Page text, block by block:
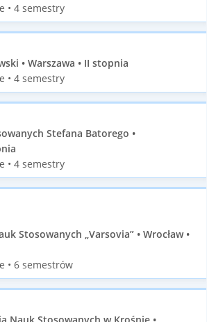
• 4 semestry
• Warszawa • II stopnia
• 4 semestry
Stefana Batorego •
• 4 semestry
Stosowanych „Varsovia” • Wrocław •
• 6 semestrów